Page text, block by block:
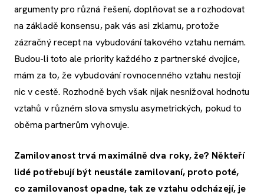
argumenty pro různá řešení, doplňovat se a rozhodovat
na základě konsensu, pak vás asi zklamu, protože
zázračný recept na vybudování takového vztahu nemám.
Budou-li toto ale priority každého z partnerské dvojice,
mám za to, že vybudování rovnocenného vztahu nestojí
nic v cestě. Rozhodně bych však nijak nesnižoval hodnotu
vztahů v různém slova smyslu asymetrických, pokud to
oběma partnerům vyhovuje.
Zamilovanost trvá maximálně dva roky, že? Někteří
lidé potřebují být neustále zamilovaní, proto poté,
co zamilovanost opadne, tak ze vztahu odcházejí, je